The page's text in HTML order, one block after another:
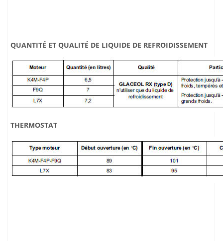
QUANTITÉ ET QUALITÉ DE LIQUIDE DE REFROIDISSEMENT
THERMOSTAT